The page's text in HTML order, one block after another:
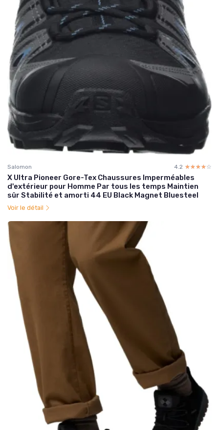
Salomon 4.2 ☆☆☆☆☆
★★★★★
X Ultra Pioneer Gore-Tex Chaussures Imperméables
d'extérieur pour Homme Par tous les temps Maintien
sûr Stabilité et amorti 44 EU Black Magnet Bluesteel
Voir le détail